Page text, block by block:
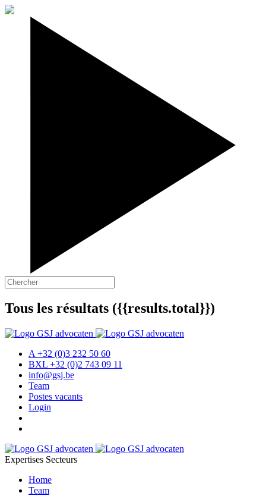
Tous les résultats ({{results.total}})
A +32 (0)3 232 50 60
BXL +32 (0)2 743 09 11
info@gsj.be
Team
Postes vacants
Login
Expertises Secteurs
Home
Team